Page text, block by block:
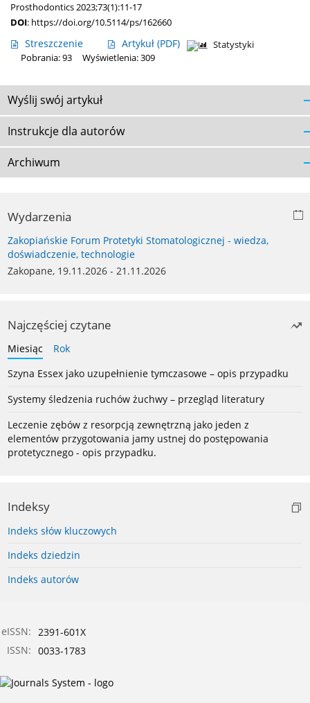
Prosthodontics 2023;73(1):11-17
DOI: https://doi.org/10.5114/ps/162660
Streszczenie Artykuł (PDF)
Statystyki
Pobrania: 93
Wyświetlenia: 309
Wyślij swój artykuł
Instrukcje dla autorów
Archiwum
Wydarzenia
Zakopiańskie Forum Protetyki Stomatologicznej - wiedza,
doświadczenie, technologie
Zakopane, 19.11.2026 - 21.11.2026
Najczęściej czytane
Miesiąc
Rok
Szyna Essex jako uzupełnienie tymczasowe – opis przypadku
Systemy śledzenia ruchów żuchwy – przegląd literatury
Leczenie zębów z resorpcją zewnętrzną jako jeden z
elementów przygotowania jamy ustnej do postępowania
protetycznego - opis przypadku.
Indeksy
Indeks słów kluczowych
Indeks dziedzin
Indeks autorów
eISSN: 2391-601X
ISSN: 0033-1783